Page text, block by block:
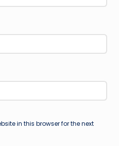
in this browser for the next